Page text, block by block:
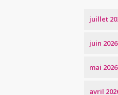
juillet
juin 2026
mai 2026
avril